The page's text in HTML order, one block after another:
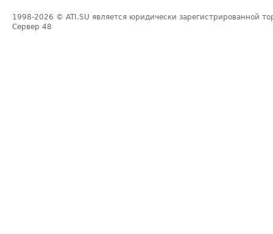
1998-2026 © ATI.SU является юридически зарегистрированной
Сервер 48